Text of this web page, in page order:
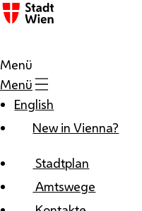
Zum Inhalt
Menü
Menü
English
New in Vienna?
Stadtplan
Amtswege